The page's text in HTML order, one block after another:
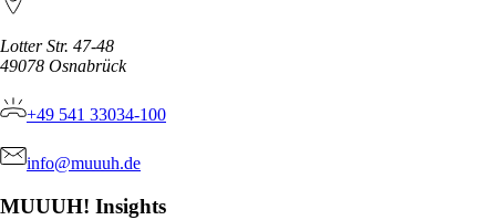
Lotter Str. 47-48
49078 Osnabrück
+49 541 33034-100
info@muuuh.de
MUUUH! Insights